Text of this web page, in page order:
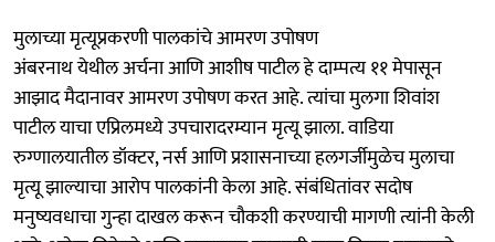
मुलाच्या मृत्यूप्रकरणी पालकांचे आमरण उपोषण
अंबरनाथ येथील अर्चना आणि आशीष पाटील हे दाम्पत्य ११ मेपासून
आझाद मैदानावर आमरण उपोषण करत आहे. त्यांचा मुलगा शिवांश
पाटील याचा एप्रिलमध्ये उपचारादरम्यान मृत्यू झाला. वाडिया
रुग्णालयातील डॉक्टर, नर्स आणि प्रशासनाच्या हलगर्जीमुळेच मुलाचा
मृत्यू झाल्याचा आरोप पालकांनी केला आहे. संबंधितांवर सदोष
मनुष्यवधाचा गुन्हा दाखल करून चौकशी करण्याची मागणी त्यांनी केली